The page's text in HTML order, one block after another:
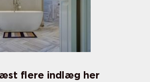
flere indlæg her